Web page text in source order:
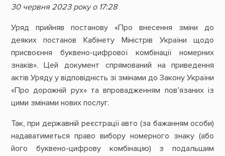
30 червня 2023 року о 17:28
Уряд прийняв постанову «Про внесення зміни до
деяких постанов Кабінету Міністрів України щодо
присвоєння буквено-цифрової комбінації номерних
знаків». Цей документ спрямований на приведення
актів Уряду у відповідність зі змінами до Закону України
«Про дорожній рух» та впровадженням пов’язаних із
цими змінами нових послуг.
Так, при державній реєстрації авто (за бажанням особи)
надаватиметься право вибору номерного знаку (або
його буквено-цифрову комбінацію) з подальшим